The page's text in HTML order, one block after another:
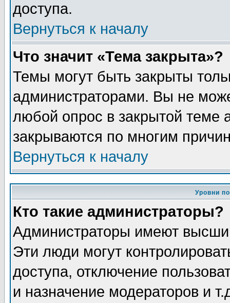
доступа.
Вернуться к началу
Что значит «Тема закрыта»?
Темы могут быть закрыты
администраторами. Вы не
любой опрос в закрытой теме
закрываются по многим
Вернуться к началу
Уровни
Кто такие администраторы?
Администраторы имеют
Эти люди могут
доступа, отключение
и назначение модераторов и